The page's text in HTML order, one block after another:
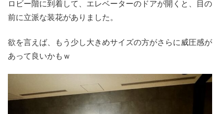
ロビー階に到着して、エレベーターのドアが開くと、目の
前に立派な装花がありました。
欲を言えば、もう少し大きめサイズの方がさらに威圧感が
あって良いかもｗ